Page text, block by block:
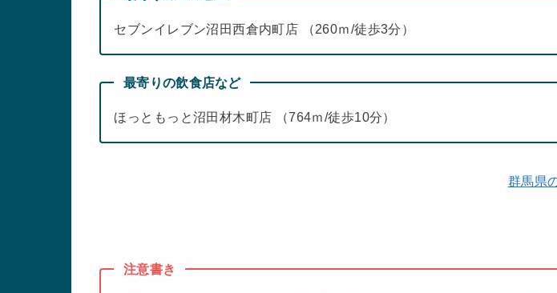
セブンイレブン沼田西倉内町店 （260ｍ/徒歩3分）
最寄りの飲食店など
ほっともっと沼田材木町店 （764ｍ/徒歩10分）
群馬県
注意書き